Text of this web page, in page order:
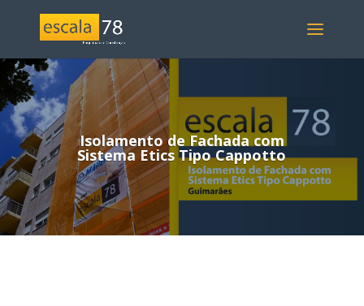
Isolamento de Fachada com
Sistema Etics Tipo Cappotto